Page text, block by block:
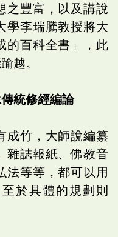
之豐富，以及講說
學李瑞騰教授將大
的百科全書」，此
越。
統修經編論
成竹，大師說編纂
雜誌報紙、佛教音
法等等，都可以用
於具體的規劃則